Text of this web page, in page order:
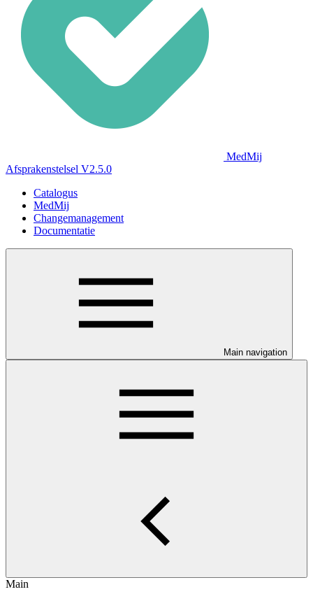
MedMij
Afsprakenstelsel V2.5.0
Catalogus
MedMij
Changemanagement
Documentatie
Main navigation
Main